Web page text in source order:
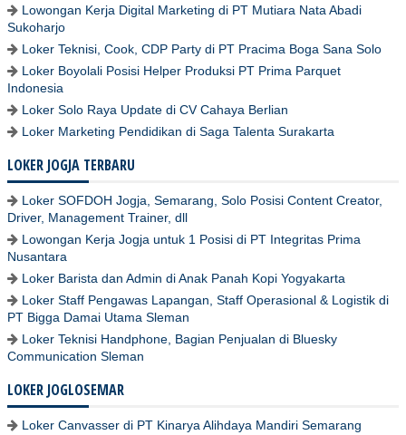
Lowongan Kerja Digital Marketing di PT Mutiara Nata Abadi
Sukoharjo
Loker Teknisi, Cook, CDP Party di PT Pracima Boga Sana Solo
Loker Boyolali Posisi Helper Produksi PT Prima Parquet
Indonesia
Loker Solo Raya Update di CV Cahaya Berlian
Loker Marketing Pendidikan di Saga Talenta Surakarta
LOKER JOGJA TERBARU
Loker SOFDOH Jogja, Semarang, Solo Posisi Content Creator,
Driver, Management Trainer, dll
Lowongan Kerja Jogja untuk 1 Posisi di PT Integritas Prima
Nusantara
Loker Barista dan Admin di Anak Panah Kopi Yogyakarta
Loker Staff Pengawas Lapangan, Staff Operasional & Logistik di
PT Bigga Damai Utama Sleman
Loker Teknisi Handphone, Bagian Penjualan di Bluesky
Communication Sleman
LOKER JOGLOSEMAR
Loker Canvasser di PT Kinarya Alihdaya Mandiri Semarang